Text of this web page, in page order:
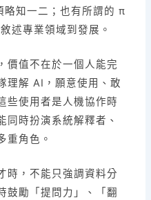
略知一二；也有所謂的π
述專業領域到發展。
價值不在於一個人能完
理解 AI，願意使用、敢
些使用者是人機協作時
同時扮演系統解釋者、
重角色。
時，不能只強調資料分
鼓勵「提問力」、「翻